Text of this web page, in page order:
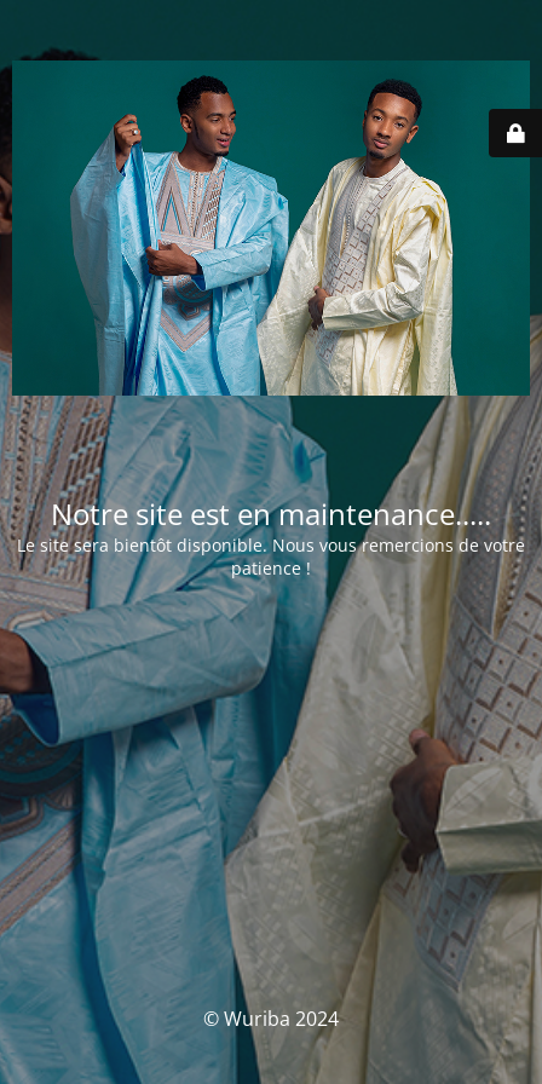
Notre site est en maintenance.....
Le site sera bientôt disponible. Nous vous remercions de votre
patience !
© Wuriba 2024